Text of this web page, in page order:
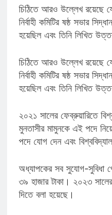
চিঠিতে আরও উল্লেখ রয়েছে
নির্বাহী কমিটির ষষ্ঠ সভার
হয়েছিল এবং তিনি লিখিত
চিঠিতে আরও উল্লেখ রয়েছে
নির্বাহী কমিটির ষষ্ঠ সভার
হয়েছিল এবং তিনি লিখিত
২০২১ সালের ফেব্রুয়ারিতে
মুনতাসীর মামুনকে এই পদে
পদে যোগ দেন এবং
অধ্যাপকের সব সুযোগ-সুবিধা
৩৯ হাজার টাকা। ২০২৩
দিতে বলা হয়েছে।